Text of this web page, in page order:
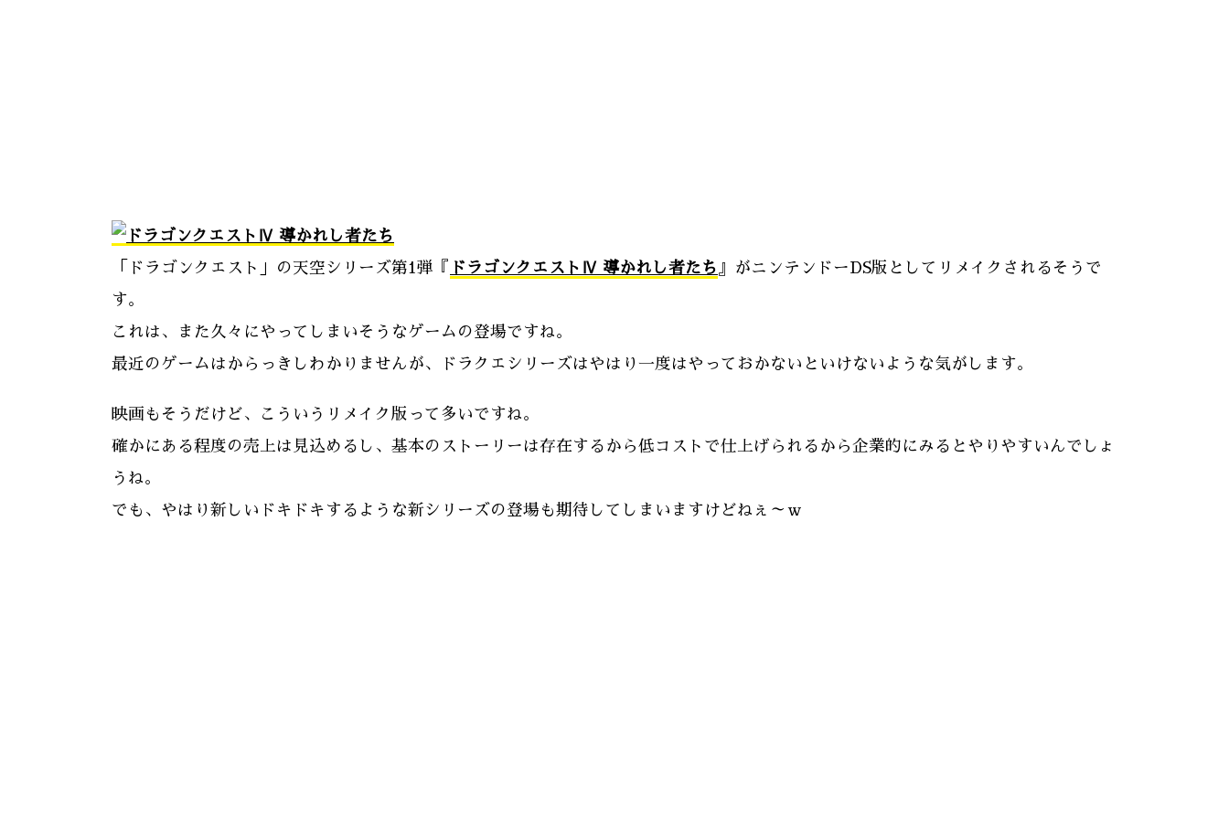
「ドラゴンクエスト」の天空シリーズ第1弾『 ドラゴンクエストⅣ 導かれし者たち 』がニンテンドーDS版としてリメイクされるそうで
す。
これは、また久々にやってしまいそうなゲームの登場ですね。
最近のゲームはからっきしわかりませんが、ドラクエシリーズはやはり一度はやっておかないといけないような気がします。
映画もそうだけど、こういうリメイク版って多いですね。
確かにある程度の売上は見込めるし、基本のストーリーは存在するから低コストで仕上げられるから企業的にみるとやりやすいんでしょ
うね。
でも、やはり新しいドキドキするような新シリーズの登場も期待してしまいますけどねぇ～ｗ